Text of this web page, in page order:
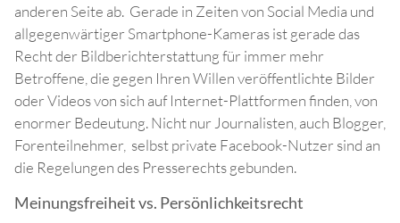
anderen Seite ab. Gerade in Zeiten von Social Media und
allgegenwärtiger Smartphone-Kameras ist gerade das
Recht der Bildberichterstattung für immer mehr
Betroffene, die gegen Ihren Willen veröffentlichte Bilder
oder Videos von sich auf Internet-Plattformen finden, von
enormer Bedeutung. Nicht nur Journalisten, auch Blogger,
Forenteilnehmer, selbst private Facebook-Nutzer sind an
die Regelungen des Presserechts gebunden.
Meinungsfreiheit vs. Persönlichkeitsrecht